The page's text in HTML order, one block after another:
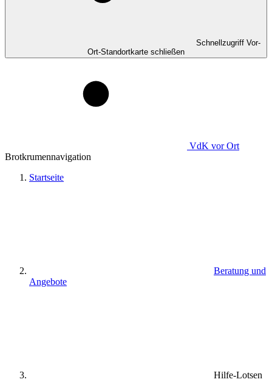
Schnellzugriff Vor-
Ort-Standortkarte schließen
VdK vor Ort
Brotkrumennavigation
Startseite
Beratung und
Angebote
Hilfe-Lotsen